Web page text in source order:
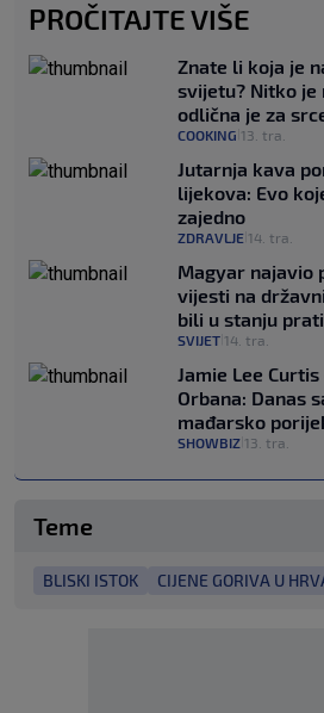
PROČITAJTE VIŠE
Znate li koja je
svijetu? Nitko je
odlična je za
COOKING 13. tra.
Jutarnja kava
lijekova: Evo
zajedno
ZDRAVLJE 14. tra.
Magyar najavio
vijesti na
bili u stanju
SVIJET 14. tra.
Jamie Lee
Orbana: Danas
mađarsko
SHOWBIZ 13. tra.
Teme
BLISKI ISTOK CIJENE GORIVA U